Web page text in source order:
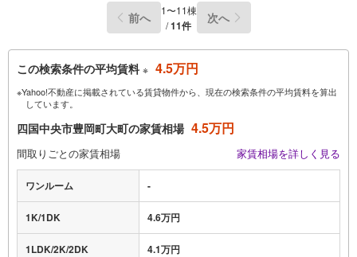
前へ
1〜11棟
/11件 次へ
この検索条件の平均賃料 ※ 4.5万円
※Yahoo!不動産に掲載されている賃貸物件から、現在の検索条件の平均賃料を算出
しています。
四国中央市豊岡町大町の家賃相場 4.5万円
間取りごとの家賃相場 家賃相場を詳しく見る
ワンルーム -
1K/1DK 4.6万円
1LDK/2K/2DK 4.1万円